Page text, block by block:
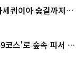
세쿼이아 숲길까지…
코스'로 숲속 피서 떠